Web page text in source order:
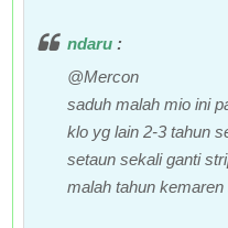
ndaru:
@Mercon
saduh malah mio ini
klo yg lain 2-3 tahun
setaun sekali ganti
malah tahun